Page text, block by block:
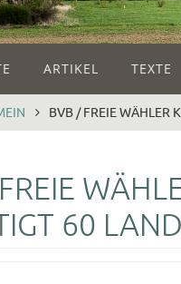
ARTIKEL TEXTE
BVB / FREIE WÄHLER
60